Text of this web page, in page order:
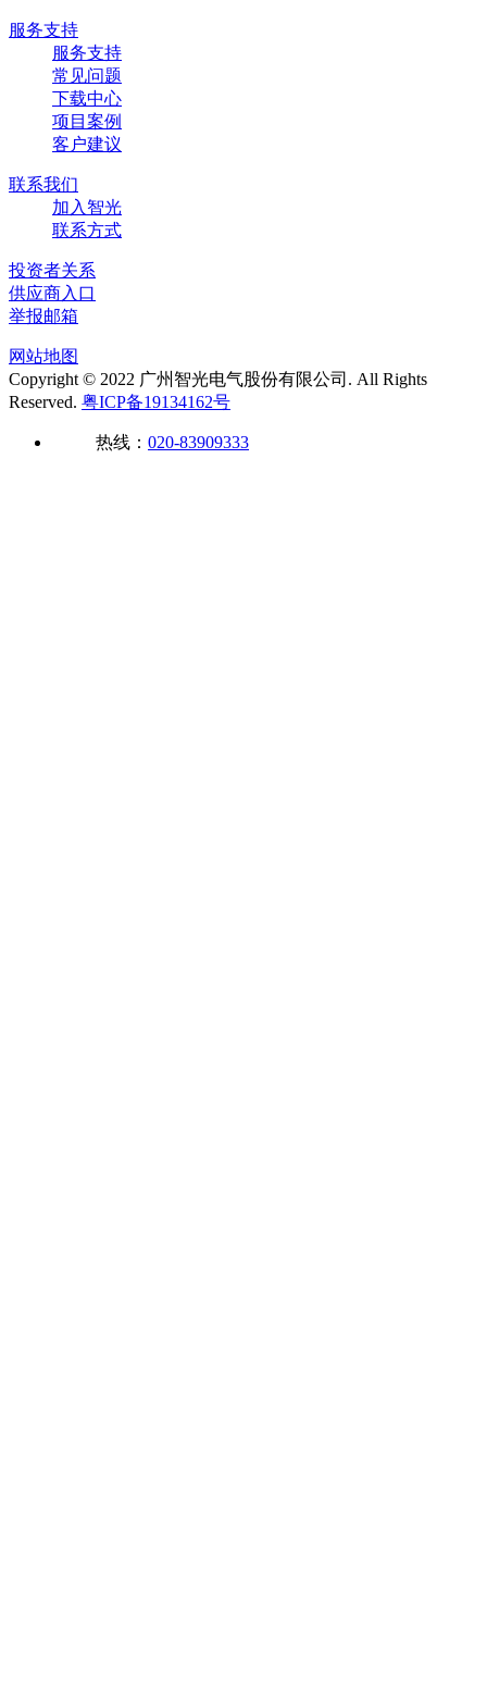
服务支持
服务支持
常见问题
下载中心
项目案例
客户建议
联系我们
加入智光
联系方式
投资者关系
供应商入口
举报邮箱
网站地图
Copyright © 2022 广州智光电气股份有限公司. All Rights
Reserved. 粤ICP备19134162号
热线： 020-83909333